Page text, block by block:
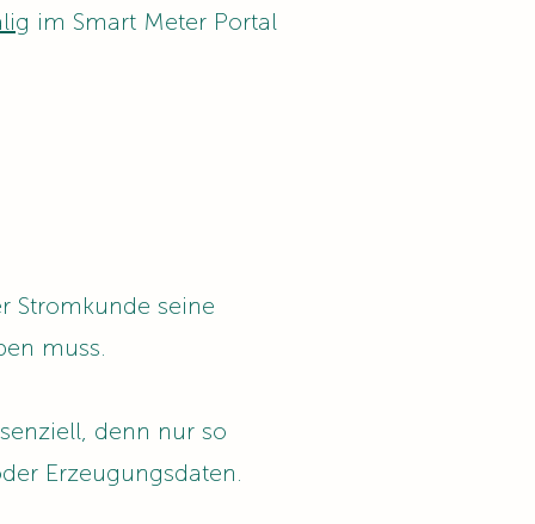
im Smart Meter Portal
Stromkunde seine
muss.
denn nur so
Erzeugungsdaten.